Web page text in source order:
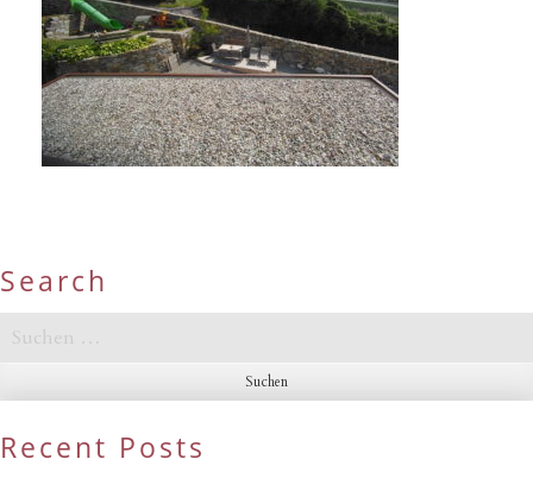
Search
Suchen
nach:
Recent Posts